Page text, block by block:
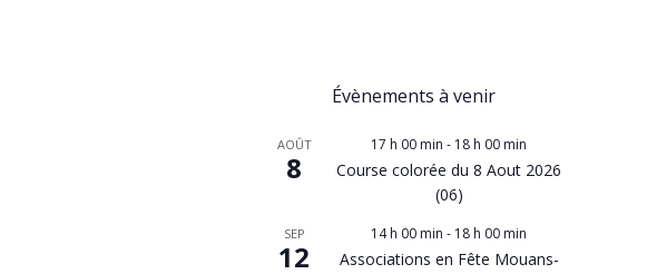
Évènements à venir
AOÛT
8
17 h 00 min - 18 h 00 min
Course colorée du 8 Aout 2026
(06)
SEP
12
14 h 00 min - 18 h 00 min
Associations en Fête Mouans-